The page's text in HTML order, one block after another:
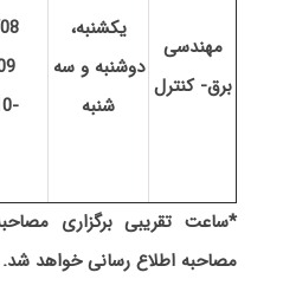
مهندسی
برق- کنترل
یکشنبه،
دوشنبه و سه
شنبه
-1404/04/10
*ساعت تقریبی برگزاری
مصاحبه اطلاع رسانی خواهد شد.